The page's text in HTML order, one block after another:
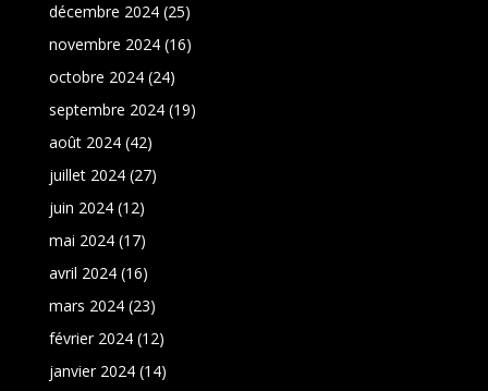
décembre 2024(25)
novembre 2024(16)
octobre 2024(24)
septembre 2024(19)
août 2024(42)
juillet 2024(27)
juin 2024(12)
mai 2024(17)
avril 2024(16)
mars 2024(23)
février 2024(12)
janvier 2024(14)